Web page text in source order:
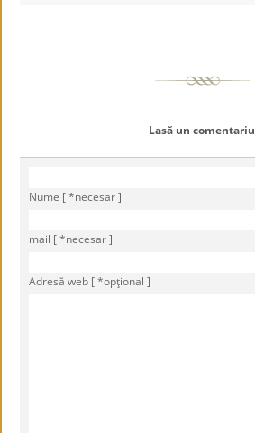
Lasă un comentariu
Nume [ *necesar ]
mail [ *necesar ]
Adresă web [ *opţional ]